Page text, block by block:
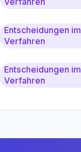
Entscheidungen im
Verfahren
Entscheidungen im
Verfahren